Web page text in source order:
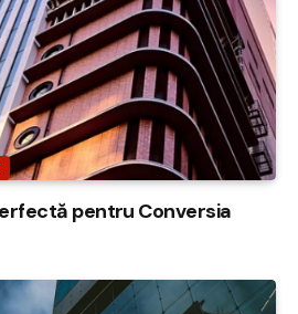
pentru Conversia